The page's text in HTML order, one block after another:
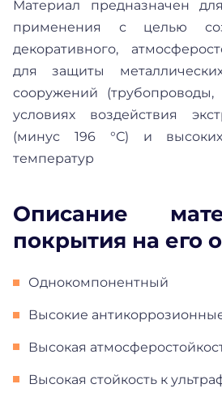
Материал предназначен
применения с целью
декоративного,
для защиты
сооружений
условиях воздействия
(минус 196 °С) и
температур
Описание
покрытия на его
Однокомпонентный
Высокие
Высокая
Высокая стойкость к